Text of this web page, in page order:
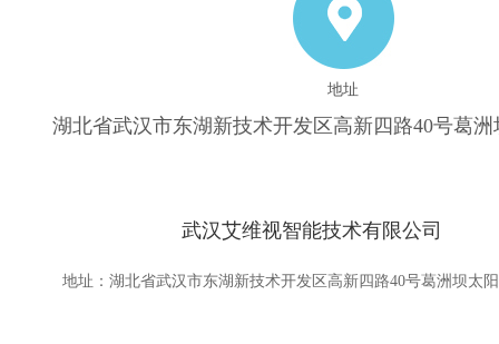
地址
湖北省武汉市东湖新技术开发区高新四路40号葛
武汉艾维视智能技术有限公司
地址：湖北省武汉市东湖新技术开发区高新四路40号葛洲坝太